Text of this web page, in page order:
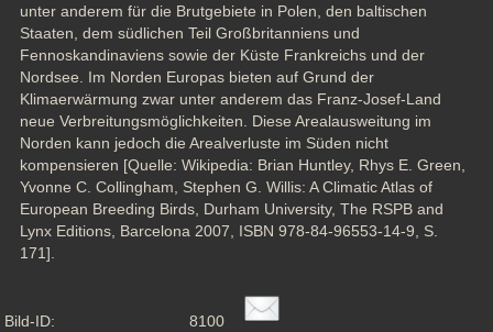
unter anderem für die Brutgebiete in Polen, den baltischen
Staaten, dem südlichen Teil Großbritanniens und
Fennoskandinaviens sowie der Küste Frankreichs und der
Nordsee. Im Norden Europas bieten auf Grund der
Klimaerwärmung zwar unter anderem das Franz-Josef-Land
neue Verbreitungsmöglichkeiten. Diese Arealausweitung im
Norden kann jedoch die Arealverluste im Süden nicht
kompensieren [Quelle: Wikipedia: Brian Huntley, Rhys E. Green,
Yvonne C. Collingham, Stephen G. Willis: A Climatic Atlas of
European Breeding Birds, Durham University, The RSPB and
Lynx Editions, Barcelona 2007, ISBN 978-84-96553-14-9, S.
171].
Bild-ID: 8100